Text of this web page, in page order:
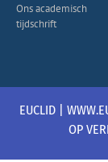
Ons academisch
tijdschrift
EUCLID |
OP